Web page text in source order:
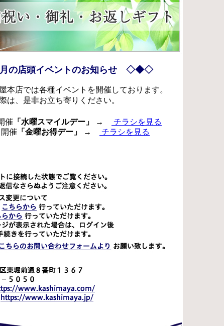
の店頭イベントのお知らせ ◇◆◇
本店では各種イベントを開催しております。
は、是非お立ち寄りください。
催 「水曜スマイルデー」 →
チラシを見る
催 「金曜お得デー」 → チラシを見る